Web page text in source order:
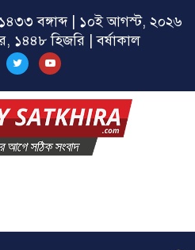
বঙ্গাব্দ | ১০ই আগস্ট, ২০২৬
১৪৪৮ হিজরি | বর্ষাকাল